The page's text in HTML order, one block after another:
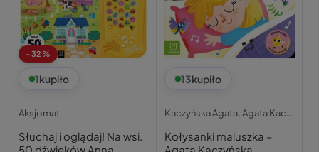
-32%
1kupiło
Aksjomat
Słuchaj i oglądaj! Na wsi.
13kupiło
Kaczyńska Agata, Agata Kaczyńska,
Kołysanki maluszka –